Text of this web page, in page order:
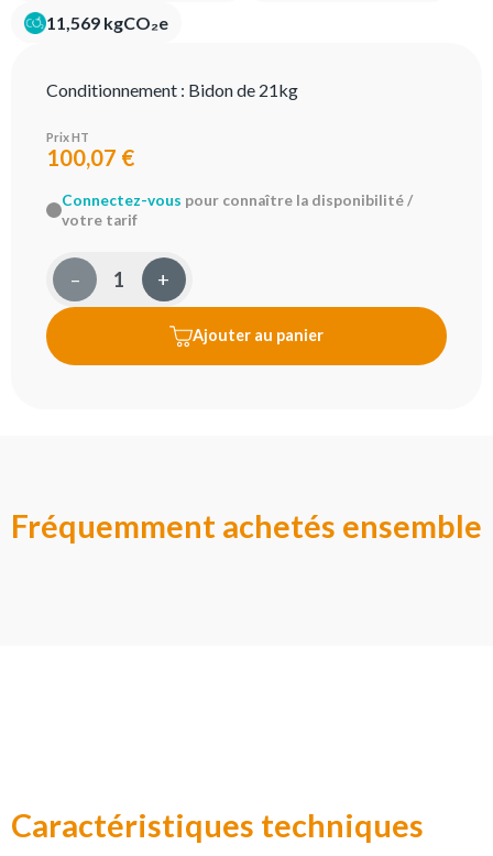
11,569 kgCO₂e
Conditionnement : Bidon de 21kg
Prix HT
100,07 €
Connectez-vous pour connaître la disponibilité /
votre tarif
– +
Ajouter au panier
Fréquemment achetés ensemble
Caractéristiques techniques